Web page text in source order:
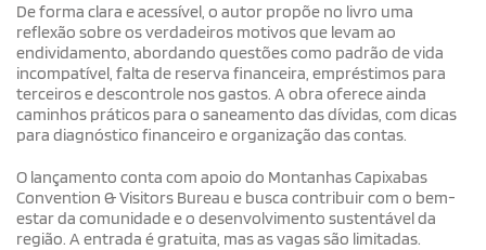
De forma clara e acessível, o autor propõe no livro uma
reflexão sobre os verdadeiros motivos que levam ao
endividamento, abordando questões como padrão de vida
incompatível, falta de reserva financeira, empréstimos para
terceiros e descontrole nos gastos. A obra oferece ainda
caminhos práticos para o saneamento das dívidas, com dicas
para diagnóstico financeiro e organização das contas.
O lançamento conta com apoio do Montanhas Capixabas
Convention & Visitors Bureau e busca contribuir com o bem-
estar da comunidade e o desenvolvimento sustentável da
região. A entrada é gratuita, mas as vagas são limitadas.